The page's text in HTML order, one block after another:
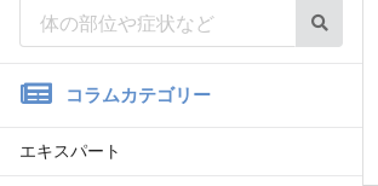
コラムカテゴリー
エキスパート